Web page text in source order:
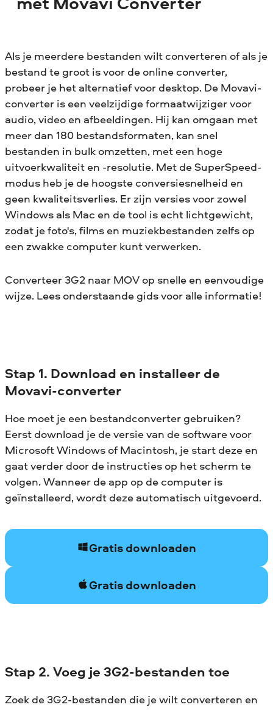
Als je meerdere bestanden wilt converteren of als je
bestand te groot is voor de online converter,
probeer je het alternatief voor desktop. De Movavi-
converter is een veelzijdige formaatwijziger voor
audio, video en afbeeldingen. Hij kan omgaan met
meer dan 180 bestandsformaten, kan snel
bestanden in bulk omzetten, met een hoge
uitvoerkwaliteit en -resolutie. Met de SuperSpeed-
modus heb je de hoogste conversiesnelheid en
geen kwaliteitsverlies. Er zijn versies voor zowel
Windows als Mac en de tool is echt lichtgewicht,
zodat je foto's, films en muziekbestanden zelfs op
een zwakke computer kunt verwerken.
Converteer 3G2 naar MOV op snelle en eenvoudige
wijze. Lees onderstaande gids voor alle informatie!
Stap 1. Download en installeer de
Movavi-converter
Hoe moet je een bestandconverter gebruiken?
Eerst download je de versie van de software voor
Microsoft Windows of Macintosh, je start deze en
gaat verder door de instructies op het scherm te
volgen. Wanneer de app op de computer is
geïnstalleerd, wordt deze automatisch uitgevoerd.
Gratis downloaden
Gratis downloaden
Stap 2. Voeg je 3G2-bestanden toe
Zoek de 3G2-bestanden die je wilt converteren en